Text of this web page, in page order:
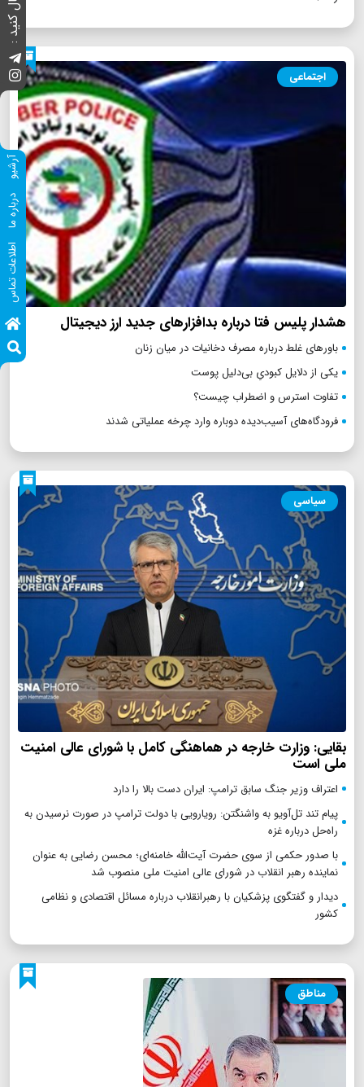
آرشیو
درباره ما
اطلاعات تماس
اجتماعی
هشدار پلیس فتا درباره بدافزار‌های جدید ارز دیجیتال
باورهای غلط درباره مصرف دخانیات در میان زنان
یکی از دلایل کبودیِ بی‌دلیل پوست
تفاوت استرس و اضطراب چیست؟
فرودگاه‌های آسیب‌دیده دوباره وارد چرخه عملیاتی شدند
سیاسی
بقایی: وزارت خارجه در هماهنگی کامل با شورای عالی امنیت
ملی است
اعتراف وزیر جنگ سابق ترامپ: ایران دست بالا را دارد
پیام تند تل‌آویو به واشنگتن: رویارویی با دولت ترامپ در صورت نرسیدن به
راه‌حل درباره غزه
با صدور حکمی از سوی حضرت آیت‌الله خامنه‌ای؛ محسن رضایی به عنوان
نماینده رهبر انقلاب در شورای عالی امنیت ملی منصوب شد
دیدار و گفتگوی پزشکیان با رهبرانقلاب درباره مسائل اقتصادی و نظامی
کشور
مناطق